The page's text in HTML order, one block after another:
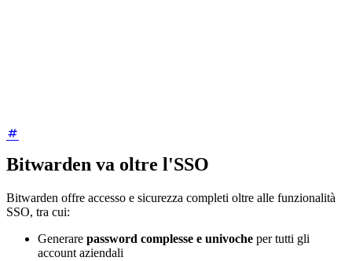
Bitwarden va oltre l'SSO
Bitwarden offre accesso e sicurezza completi oltre alle funzionalità
SSO, tra cui:
Generare password complesse e univoche per tutti gli
account aziendali